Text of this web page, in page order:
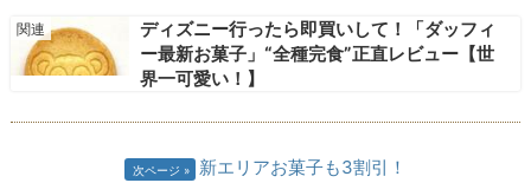
ディズニー行ったら即買いして！「ダッフィ
ー最新お菓子」“全種完食”正直レビュー【世
界一可愛い！】
次ページ 新エリアお菓子も3割引！